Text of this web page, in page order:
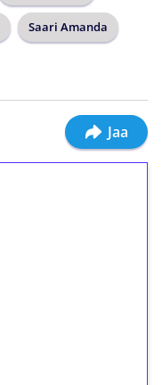
Saari Amanda
Jaa